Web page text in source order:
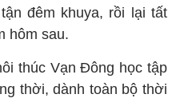
đêm khuya, rồi lại tất
hôm sau.
thúc Vạn Đông học tập
thời, dành toàn bộ thời